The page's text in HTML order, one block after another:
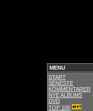
MENU
START
SENESTE
KOMMENTARER
NYE ALBUMS
DVD
TOP 100